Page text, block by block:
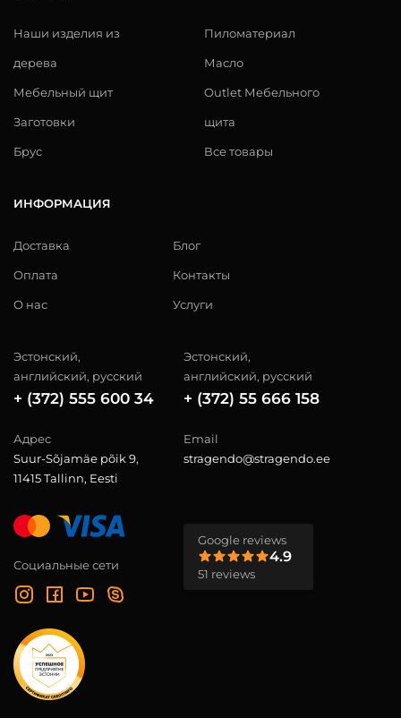
Наши изделия из
дерева
Мебельный щит
Заготовки
Брус
Пиломатериал
Масло
Outlet Мебельного
щита
Все товары
ИНФОРМАЦИЯ
Доставка
Оплата
О нас
Блог
Контакты
Услуги
Эстонский,
английский, русский
+ (372) 555 600 34
Эстонский,
английский, русский
+ (372) 55 666 158
Адрес
Suur-Sõjamäe põik 9,
11415 Tallinn, Eesti
Email
stragendo@stragendo.ee
Социальные сети
Google reviews
4.9
51 reviews